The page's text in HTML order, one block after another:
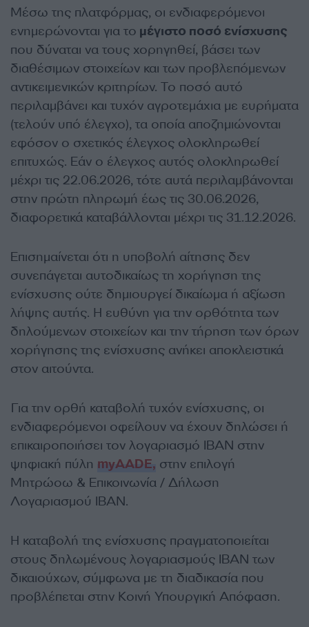
Μέσω της πλατφόρμας, οι ενδιαφερόμενοι
ενημερώνονται για το μέγιστο ποσό ενίσχυσης
που δύναται να τους χορηγηθεί, βάσει των
διαθέσιμων στοιχείων και των προβλεπόμενων
αντικειμενικών κριτηρίων. Το ποσό αυτό
περιλαμβάνει και τυχόν αγροτεμάχια με ευρήματα
(τελούν υπό έλεγχο), τα οποία αποζημιώνονται
εφόσον ο σχετικός έλεγχος ολοκληρωθεί
επιτυχώς. Εάν ο έλεγχος αυτός ολοκληρωθεί
μέχρι τις 22.06.2026, τότε αυτά περιλαμβάνονται
στην πρώτη πληρωμή έως τις 30.06.2026,
διαφορετικά καταβάλλονται μέχρι τις 31.12.2026.
Επισημαίνεται ότι η υποβολή αίτησης δεν
συνεπάγεται αυτοδικαίως τη χορήγηση της
ενίσχυσης ούτε δημιουργεί δικαίωμα ή αξίωση
λήψης αυτής. Η ευθύνη για την ορθότητα των
δηλούμενων στοιχείων και την τήρηση των όρων
χορήγησης της ενίσχυσης ανήκει αποκλειστικά
στον αιτούντα.
Για την ορθή καταβολή τυχόν ενίσχυσης, οι
ενδιαφερόμενοι οφείλουν να έχουν δηλώσει ή
επικαιροποιήσει τον λογαριασμό ΙΒΑΝ στην
ψηφιακή πύλη myAADE, στην επιλογή
Μητρώοω & Επικοινωνία / Δήλωση
Λογαριασμού ΙΒΑΝ.
Η καταβολή της ενίσχυσης πραγματοποιείται
στους δηλωμένους λογαριασμούς ΙΒΑΝ των
δικαιούχων, σύμφωνα με τη διαδικασία που
προβλέπεται στην Κοινή Υπουργική Απόφαση.